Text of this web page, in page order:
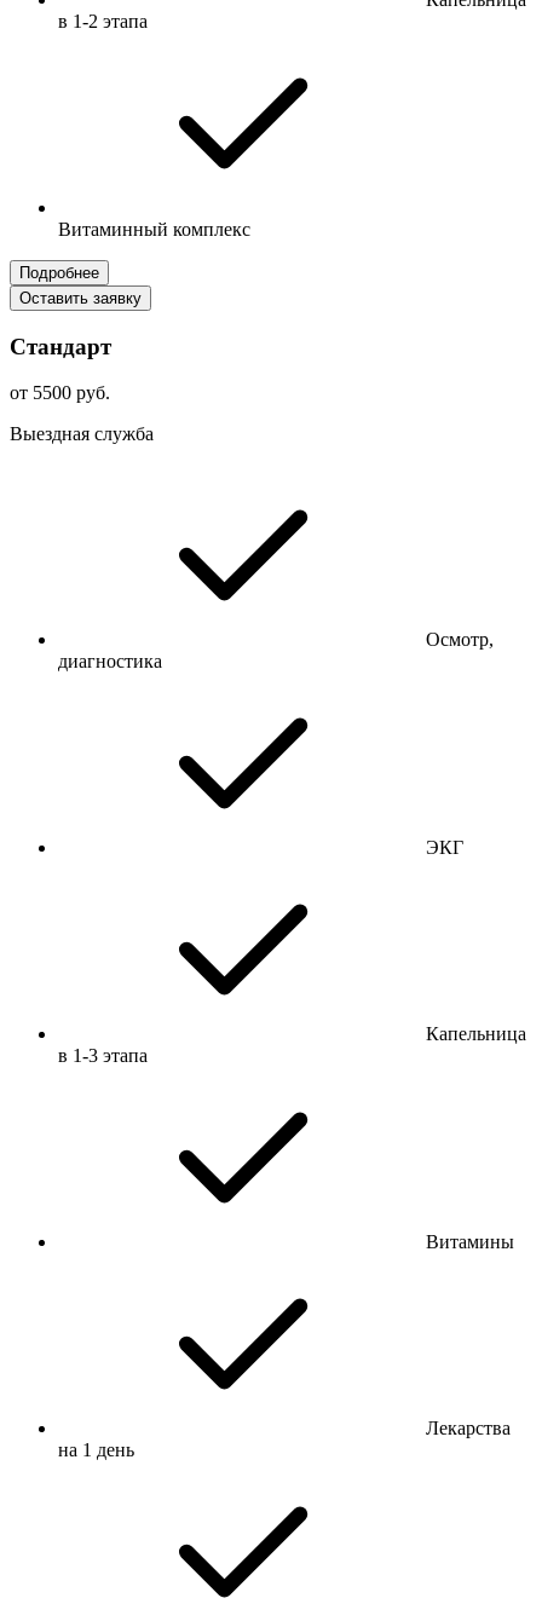
в 1-2 этапа
Витаминный комплекс
Подробнее
Оставить заявку
Стандарт
от 5500 руб.
Выездная служба
Осмотр,
диагностика
ЭКГ
Капельница
в 1-3 этапа
Витамины
Лекарства
на 1 день